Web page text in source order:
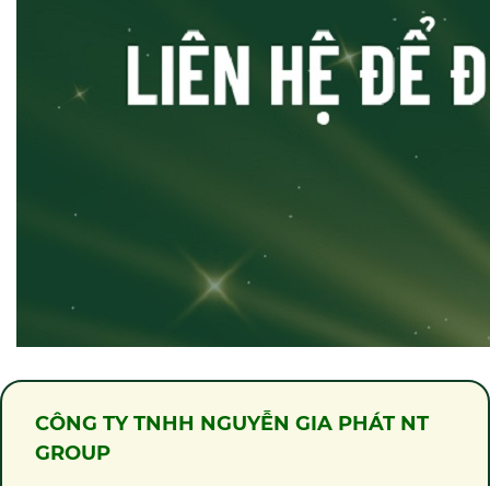
CÔNG TY TNHH NGUYỄN GIA PHÁT NT
GROUP